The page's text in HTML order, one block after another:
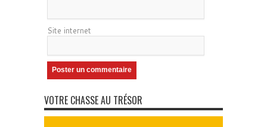
Site internet
VOTRE CHASSE AU TRÉSOR